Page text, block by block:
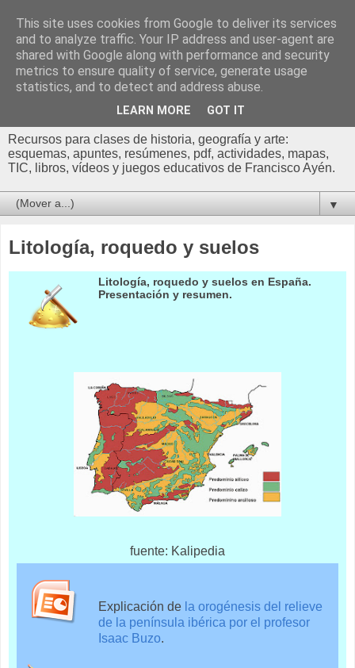
Profesor Francisco |
Recursos de Geografía,
Historia y Arte
Recursos para clases de historia, geografía y arte:
esquemas, apuntes, resúmenes, pdf, actividades, mapas,
TIC, libros, vídeos y juegos educativos de Francisco Ayén.
▼
Litología, roquedo y suelos
Litología, roquedo y suelos en España.
Presentación y resumen.
fuente: Kalipedia
Explicación de la orogénesis del relieve
de la península ibérica por el profesor
Isaac Buzo.
This site uses cookies from Google to deliver its services
and to analyze traffic. Your IP address and user-agent are
shared with Google along with performance and security
metrics to ensure quality of service, generate usage
statistics, and to detect and address abuse.
LEARN MORE GOT IT